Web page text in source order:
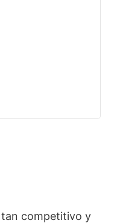
competitivo y